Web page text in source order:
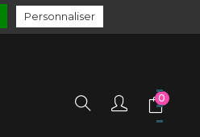
0
Personnaliser